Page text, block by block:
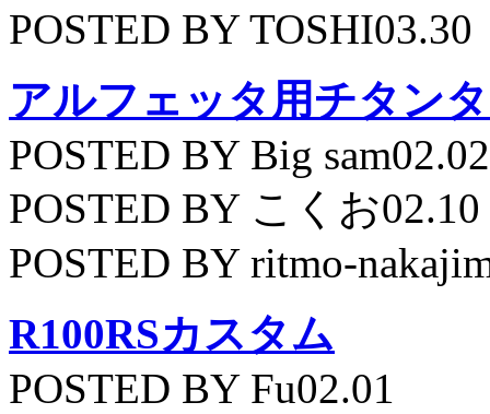
POSTED BY TOSHI03.30
アルフェッタ用チタン
POSTED BY Big sam02.02
POSTED BY こくお02.10
POSTED BY ritmo-
R100RSカスタム
POSTED BY Fu02.01